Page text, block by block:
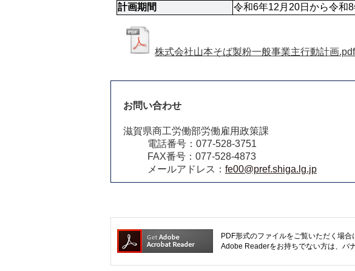
計画期間 令和6年12月20日から令和
株式会社山本そば製粉一般事業主行動計画.pdf
お問い合わせ
滋賀県商工労働部労働雇用政策課
電話番号：077-528-3751
FAX番号：077-528-4873
メールアドレス： fe00@pref.shiga.lg.jp
PDF形式のファイルをご覧いただく場合
Adobe Readerをお持ちでない方は、バ